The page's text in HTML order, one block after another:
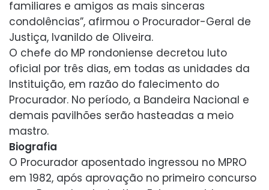
familiares e amigos as mais sinceras
condolências”, afirmou o Procurador-Geral de
Justiça, Ivanildo de Oliveira.
O chefe do MP rondoniense decretou luto
oficial por três dias, em todas as unidades da
Instituição, em razão do falecimento do
Procurador. No período, a Bandeira Nacional e
demais pavilhões serão hasteadas a meio
mastro.
Biografia
O Procurador aposentado ingressou no MPRO
em 1982, após aprovação no primeiro concurso